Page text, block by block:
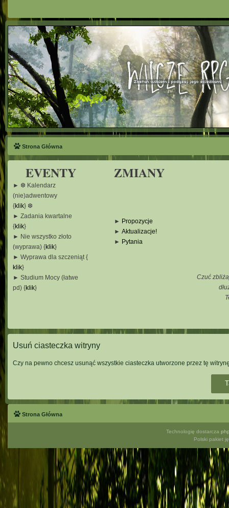
Strona Główna
EVENTY ZMIANY
► ❆ Kalendarz
(nie)adwentowy
{klik} ❆
► Zadania kwartalne
{klik}
► Nie wszystko złoto
(wyprawa) {klik}
► Wyprawa dla szczeniąt {
klik}
► Studium Mocy (łatwe
pd) {klik}
► Propozycje
► Aktualizacje!
► Pytania
Czuć
Usuń ciasteczka witryny
Czy na pewno chcesz usunąć wszystkie ciasteczka utworzone przez tę
Strona Główna
Technologię dostarcza
Polski pakiet